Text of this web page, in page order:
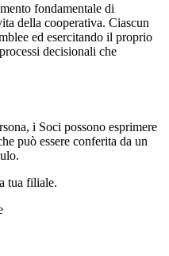
fondamentale di
della cooperativa. Ciascun
ed esercitando il proprio
decisionali che
i Soci possono esprimere
può essere conferita da un
tua filiale.